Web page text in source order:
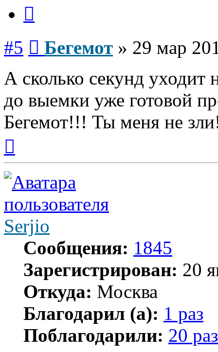
#5 Бегемот » 29 мар
А сколько секунд уходит
до выемки уже готовой
Бегемот!!! Ты меня не
началу
Serjio
Сообщения: 1845
Зарегистрирован: 20
Откуда: Москва
Благодарил (а): 1 раз
Поблагодарили: 20 раз